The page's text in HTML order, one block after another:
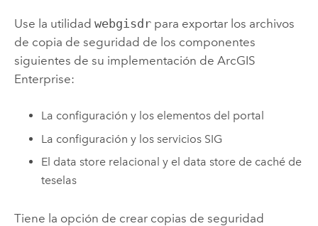
Use la utilidad webgisdrpara exportar los archivos
de copia de seguridad de los componentes
siguientes de su implementación de ArcGIS
Enterprise:
La configuración y los elementos del portal
La configuración y los servicios SIG
El data store relacional y el data store de caché de
teselas
Tiene la opción de crear copias de seguridad